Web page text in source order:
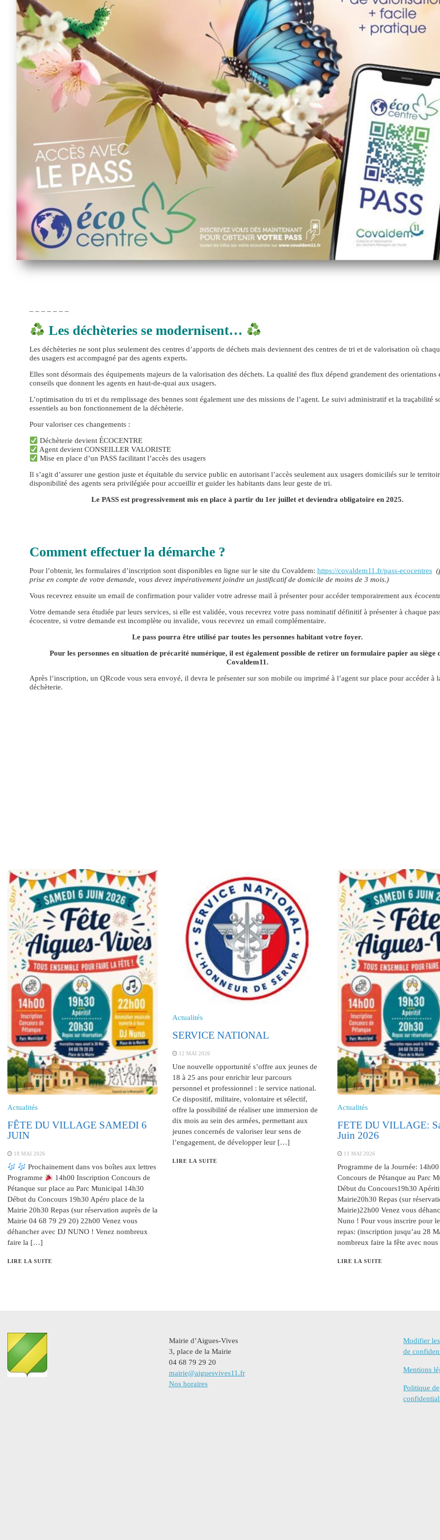
– – – – – – –
Les déchèteries se modernisent…
Les déchèteries ne sont plus seulement des centres d’apports de déchets mais deviennent des centres de tri et de valorisation où
des usagers est accompagné par des agents experts.
Elles sont désormais des équipements majeurs de la valorisation des déchets. La qualité des flux dépend grandement des orientations
conseils que donnent les agents en haut-de-quai aux usagers.
L’optimisation du tri et du remplissage des bennes sont également une des missions de l’agent. Le suivi administratif et la traçabilité
essentiels au bon fonctionnement de la déchèterie.
Pour valoriser ces changements :
Déchèterie devient ÉCOCENTRE
Agent devient CONSEILLER VALORISTE
Mise en place d’un PASS facilitant l’accès des usagers
Il s’agit d’assurer une gestion juste et équitable du service public en autorisant l’accès seulement aux usagers domiciliés sur le
disponibilité des agents sera privilégiée pour accueillir et guider les habitants dans leur geste de tri.
Le PASS est progressivement mis en place à partir du 1er juillet et deviendra obligatoire en 2025.
Comment effectuer la démarche ?
Pour l’obtenir, les formulaires d’inscription sont disponibles en ligne sur le site du Covaldem: https://covaldem11.fr/pass-ecocentres
prise en compte de votre demande, vous devez impérativement joindre un justificatif de domicile de moins de 3 mois.)
Vous recevrez ensuite un email de confirmation pour valider votre adresse mail à présenter pour accéder temporairement aux
Votre demande sera étudiée par leurs services, si elle est validée, vous recevrez votre pass nominatif définitif à présenter à chaque
écocentre, si votre demande est incomplète ou invalide, vous recevrez un email complémentaire.
Le pass pourra être utilisé par toutes les personnes habitant votre foyer.
Pour les personnes en situation de précarité numérique, il est également possible de retirer un formulaire papier au siège
Covaldem11.
Après l’inscription, un QRcode vous sera envoyé, il devra le présenter sur son mobile ou imprimé à l’agent sur place pour accéder à
déchèterie.
Actualités
FÊTE DU VILLAGE SAMEDI 6
JUIN
18 MAI 2026
Prochainement dans vos boîtes aux lettres
Programme
14h00 Inscription Concours de
Pétanque sur place au Parc Municipal 14h30
Début du Concours 19h30 Apéro place de la
Mairie 20h30 Repas (sur réservation auprès de la
Mairie 04 68 79 29 20) 22h00 Venez vous
déhancher avec DJ NUNO ! Venez nombreux
faire la […]
LIRE LA SUITE
Actualités
SERVICE NATIONAL
12 MAI 2026
Une nouvelle opportunité s’offre aux jeunes de
18 à 25 ans pour enrichir leur parcours
personnel et professionnel : le service national.
Ce dispositif, militaire, volontaire et sélectif,
offre la possibilité de réaliser une immersion de
dix mois au sein des armées, permettant aux
jeunes concernés de valoriser leur sens de
l’engagement, de développer leur […]
LIRE LA SUITE
Actualités
FETE DU VILLAGE:
Juin 2026
11 MAI 2026
Programme de la Journée:
Concours de Pétanque au Parc
Début du Concours19h30
Mairie20h30 Repas (sur
Mairie)22h00 Venez vous
Nuno ! Pour vous inscrire pour le
repas: (inscription jusqu’au 28
nombreux faire la fête avec nous
LIRE LA SUITE
Mairie d’Aigues-Vives
3, place de la Mairie
04 68 79 29 20
mairie@aiguesvives11.fr
Nos horaires
Modifier
de
Mentions
Politique de